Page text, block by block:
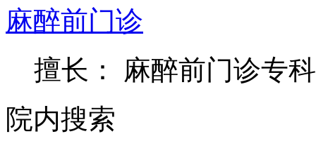
麻醉前门诊
擅长： 麻醉前门诊专
院内搜索